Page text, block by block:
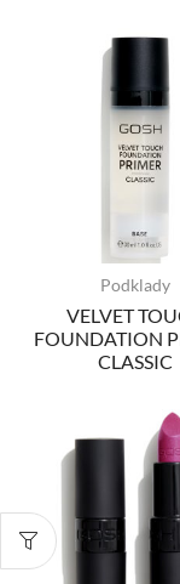
Podklady
VELVET
FOUNDATION
CLASSIC